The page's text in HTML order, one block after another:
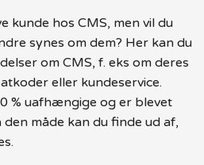
kunde hos CMS, men vil du
synes om dem? Her kan du
om CMS, f. eks om deres
eller kundeservice.
% uafhængige og er blevet
måde kan du finde ud af,